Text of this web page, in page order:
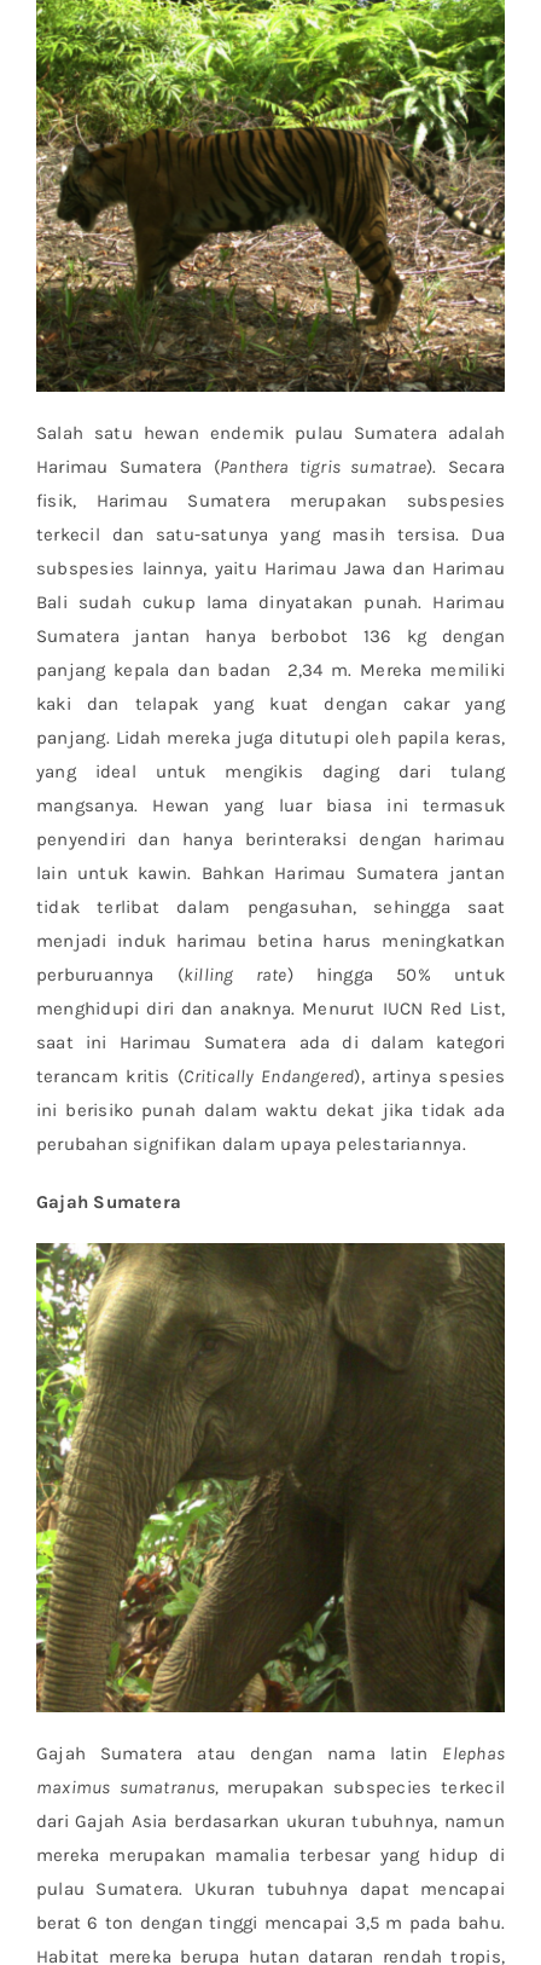
Salah satu hewan endemik pulau Sumatera adalah
Harimau Sumatera (Panthera tigris sumatrae). Secara
fisik, Harimau Sumatera merupakan subspesies
terkecil dan satu-satunya yang masih tersisa. Dua
subspesies lainnya, yaitu Harimau Jawa dan Harimau
Bali sudah cukup lama dinyatakan punah. Harimau
Sumatera jantan hanya berbobot 136 kg dengan
panjang kepala dan badan 2,34 m. Mereka memiliki
kaki dan telapak yang kuat dengan cakar yang
panjang. Lidah mereka juga ditutupi oleh papila keras,
yang ideal untuk mengikis daging dari tulang
mangsanya. Hewan yang luar biasa ini termasuk
penyendiri dan hanya berinteraksi dengan harimau
lain untuk kawin. Bahkan Harimau Sumatera jantan
tidak terlibat dalam pengasuhan, sehingga saat
menjadi induk harimau betina harus meningkatkan
perburuannya (killing rate) hingga 50% untuk
menghidupi diri dan anaknya. Menurut IUCN Red List,
saat ini Harimau Sumatera ada di dalam kategori
terancam kritis (Critically Endangered), artinya spesies
ini berisiko punah dalam waktu dekat jika tidak ada
perubahan signifikan dalam upaya pelestariannya.
Gajah Sumatera
Gajah Sumatera atau dengan nama latin Elephas
maximus sumatranus, merupakan subspecies terkecil
dari Gajah Asia berdasarkan ukuran tubuhnya, namun
mereka merupakan mamalia terbesar yang hidup di
pulau Sumatera. Ukuran tubuhnya dapat mencapai
berat 6 ton dengan tinggi mencapai 3,5 m pada bahu.
Habitat mereka berupa hutan dataran rendah tropis,